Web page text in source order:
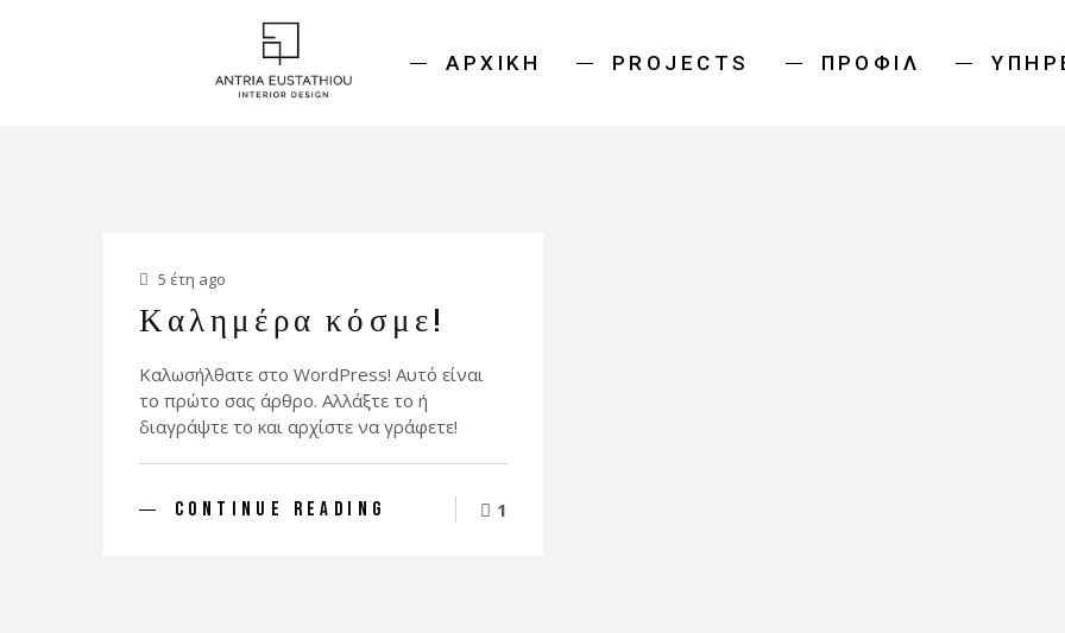
ΑΡΧΙΚΉ PROJECTS ΠΡΟΦΊΛ
5 έτη ago
Καλημέρα κόσμε!
Καλωσήλθατε στο WordPress! Αυτό είναι
το πρώτο σας άρθρο. Αλλάξτε το ή
διαγράψτε το και αρχίστε να γράφετε!
CONTINUE READING 1